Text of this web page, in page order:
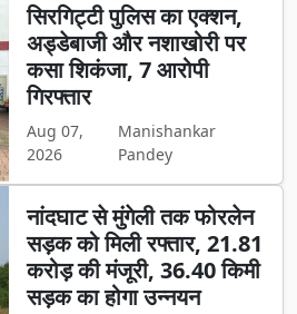
सिरगिट्टी पुलिस का एक्शन,
अड्डेबाजी और नशाखोरी पर
कसा शिकंजा, 7 आरोपी
गिरफ्तार
Aug 07,
2026
Manishankar
Pandey
नांदघाट से मुंगेली तक फोरलेन
सड़क को मिली रफ्तार, 21.81
करोड़ की मंजूरी, 36.40 किमी
सड़क का होगा उन्नयन